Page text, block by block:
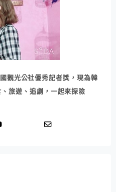
觀光公社優秀記者獎，現為韓
旅遊、追劇，一起來探險